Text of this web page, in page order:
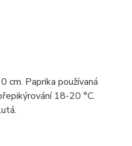
cm. Paprika používaná
18-20 °C.